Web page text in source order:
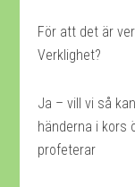
För att det är
Verklighet?
Ja – vill vi så
händerna i kors
profeterar